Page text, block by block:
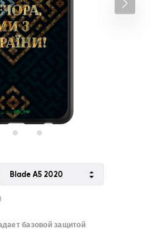
Blade A5 2020
базовой защитой